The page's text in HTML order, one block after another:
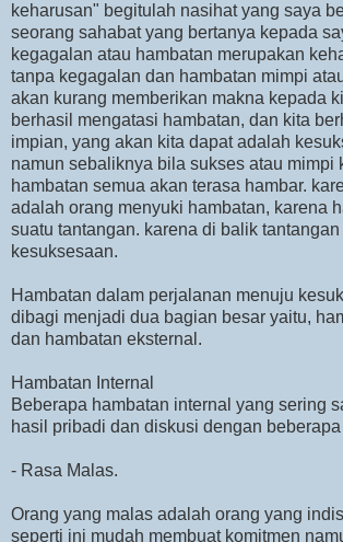
keharusan" begitulah nasihat yang saya
seorang sahabat yang bertanya kepada
kegagalan atau hambatan merupakan
tanpa kegagalan dan hambatan mimpi
akan kurang memberikan makna kepada
berhasil mengatasi hambatan, dan kita
impian, yang akan kita dapat adalah
namun sebaliknya bila sukses atau mimpi
hambatan semua akan terasa hambar.
adalah orang menyuki hambatan, karena
suatu tantangan. karena di balik
kesuksesaan.
Hambatan dalam perjalanan menuju
dibagi menjadi dua bagian besar yaitu,
dan hambatan eksternal.
Hambatan Internal
Beberapa hambatan internal yang sering
hasil pribadi dan diskusi dengan
- Rasa Malas.
Orang yang malas adalah orang yang
seperti ini mudah membuat komitmen